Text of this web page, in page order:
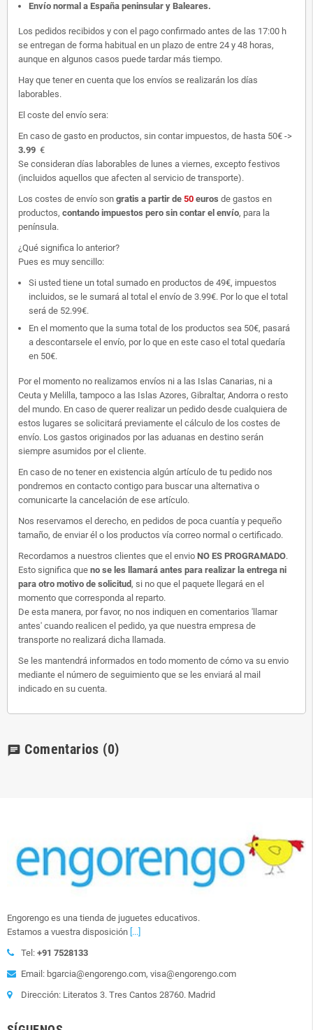
Envío normal a España peninsular y Baleares.
Los pedidos recibidos y con el pago confirmado antes de las 17:00 h
se entregan de forma habitual en un plazo de entre 24 y 48 horas,
aunque en algunos casos puede tardar más tiempo.
Hay que tener en cuenta que los envíos se realizarán los días
laborables.
El coste del envío sera:
En caso de gasto en productos, sin contar impuestos, de hasta 50€ ->
3.99 €
Se consideran días laborables de lunes a viernes, excepto festivos
(incluidos aquellos que afecten al servicio de transporte).
Los costes de envío son gratis a partir de 50 euros de gastos en
productos, contando impuestos pero sin contar el envío, para la
península.
¿Qué significa lo anterior?
Pues es muy sencillo:
Si usted tiene un total sumado en productos de 49€, impuestos
incluidos, se le sumará al total el envío de 3.99€. Por lo que el total
será de 52.99€.
En el momento que la suma total de los productos sea 50€, pasará
a descontarsele el envío, por lo que en este caso el total quedaría
en 50€.
Por el momento no realizamos envíos ni a las Islas Canarias, ni a
Ceuta y Melilla, tampoco a las Islas Azores, Gibraltar, Andorra o resto
del mundo. En caso de querer realizar un pedido desde cualquiera de
estos lugares se solicitará previamente el cálculo de los costes de
envío. Los gastos originados por las aduanas en destino serán
siempre asumidos por el cliente.
En caso de no tener en existencia algún artículo de tu pedido nos
pondremos en contacto contigo para buscar una alternativa o
comunicarte la cancelación de ese artículo.
Nos reservamos el derecho, en pedidos de poca cuantía y pequeño
tamaño, de enviar él o los productos vía correo normal o certificado.
Recordamos a nuestros clientes que el envio NO ES PROGRAMADO.
Esto significa que no se les llamará antes para realizar la entrega ni
para otro motivo de solicitud, si no que el paquete llegará en el
momento que corresponda al reparto.
De esta manera, por favor, no nos indiquen en comentarios 'llamar
antes' cuando realicen el pedido, ya que nuestra empresa de
transporte no realizará dicha llamada.
Se les mantendrá informados en todo momento de cómo va su envio
mediante el número de seguimiento que se les enviará al mail
indicado en su cuenta.
chat Comentarios (0)
Engorengo es una tienda de juguetes educativos.
Estamos a vuestra disposición [...]
Tel: +91 7528133
Email: bgarcia@engorengo.com, visa@engorengo.com
Dirección: Literatos 3. Tres Cantos 28760. Madrid